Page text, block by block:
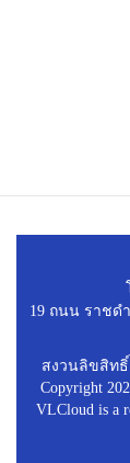
19 ถนน ราชด
สงวนลิขสิทธิ์
Copyright
VLCloud is a